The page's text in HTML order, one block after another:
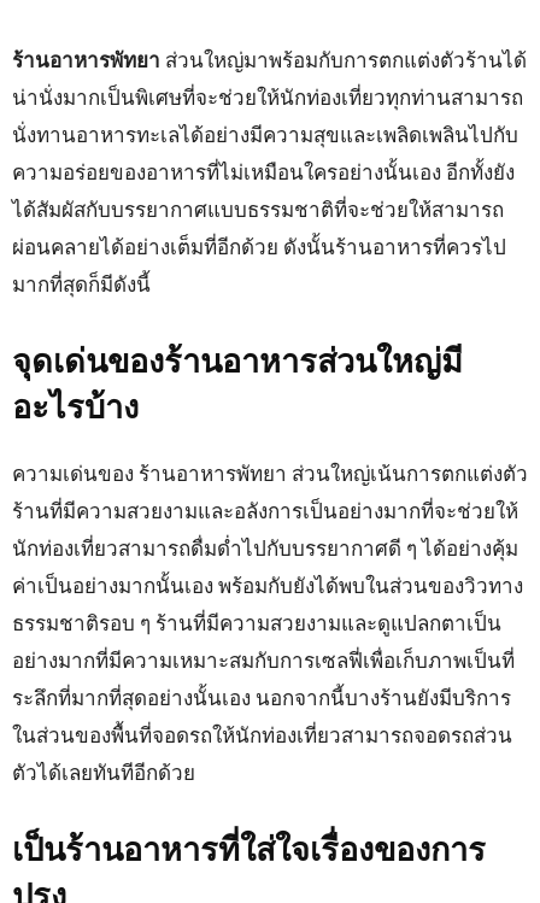
ร้านอาหารพัทยา ส่วนใหญ่มาพร้อมกับการตกแต่งตัวร้านได้
น่านั่งมากเป็นพิเศษที่จะช่วยให้นักท่องเที่ยวทุกท่านสามารถ
นั่งทานอาหารทะเลได้อย่างมีความสุขและเพลิดเพลินไปกับ
ความอร่อยของอาหารที่ไม่เหมือนใครอย่างนั้นเอง อีกทั้งยัง
ได้สัมผัสกับบรรยากาศแบบธรรมชาติที่จะช่วยให้สามารถ
ผ่อนคลายได้อย่างเต็มที่อีกด้วย ดังนั้นร้านอาหารที่ควรไป
มากที่สุดก็มีดังนี้
จุดเด่นของร้านอาหารส่วนใหญ่มี
อะไรบ้าง
ความเด่นของ ร้านอาหารพัทยา ส่วนใหญ่เน้นการตกแต่งตัว
ร้านที่มีความสวยงามและอลังการเป็นอย่างมากที่จะช่วยให้
นักท่องเที่ยวสามารถดื่มด่ำไปกับบรรยากาศดี ๆ ได้อย่างคุ้ม
ค่าเป็นอย่างมากนั้นเอง พร้อมกับยังได้พบในส่วนของวิวทาง
ธรรมชาติรอบ ๆ ร้านที่มีความสวยงามและดูแปลกตาเป็น
อย่างมากที่มีความเหมาะสมกับการเซลฟี่เพื่อเก็บภาพเป็นที่
ระลึกที่มากที่สุดอย่างนั้นเอง นอกจากนี้บางร้านยังมีบริการ
ในส่วนของพื้นที่จอดรถให้นักท่องเที่ยวสามารถจอดรถส่วน
ตัวได้เลยทันทีอีกด้วย
เป็นร้านอาหารที่ใส่ใจเรื่องของการ